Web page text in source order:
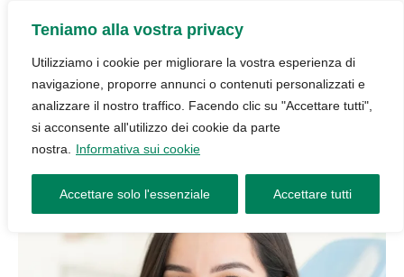
Teniamo alla vostra privacy
Utilizziamo i cookie per migliorare la vostra esperienza di
navigazione, proporre annunci o contenuti personalizzati e
analizzare il nostro traffico. Facendo clic su "Accettare tutti",
si acconsente all'utilizzo dei cookie da parte
nostra.
Informativa sui cookie
Accettare solo l'essenziale Accettare tutti